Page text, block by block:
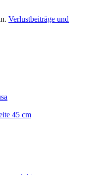
Verlustbeiträge und
45 cm